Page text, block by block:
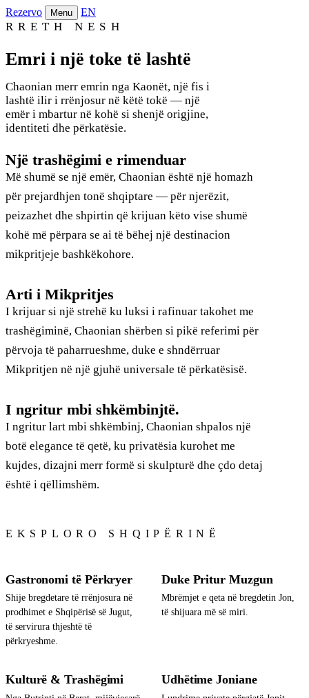
Rezervo Menu EN
RRETH NESH
Emri i një toke të lashtë
Chaonian merr emrin nga Kaonët, një fis i
lashtë ilir i rrënjosur në këtë tokë — një
emër i mbartur në kohë si shenjë origjine,
identiteti dhe përkatësie.
Një trashëgimi e rimenduar
Më shumë se një emër, Chaonian është një homazh
për prejardhjen tonë shqiptare — për njerëzit,
peizazhet dhe shpirtin që krijuan këto vise shumë
kohë më përpara se ai të bëhej një destinacion
mikpritjeje bashkëkohore.
Arti i Mikpritjes
I krijuar si një strehë ku luksi i rafinuar takohet me
trashëgiminë, Chaonian shërben si pikë referimi për
përvoja të paharrueshme, duke e shndërruar
Mikpritjen në një gjuhë universale të përkatësisë.
I ngritur mbi shkëmbinjtë.
I ngritur lart mbi shkëmbinj, Chaonian shpalos një
botë elegance të qetë, ku privatësia kurohet me
kujdes, dizajni merr formë si skulpturë dhe çdo detaj
është i qëllimshëm.
EKSPLORO SHQIPËRINË
Gastronomi të Përkryer
Shije bregdetare të rrënjosura në
prodhimet e Shqipërisë së Jugut,
të servirura thjeshtë të
përkryeshme.
Duke Pritur Muzgun
Mbrëmjet e qeta në bregdetin Jon,
të shijuara më së miri.
Kulturë & Trashëgimi Udhëtime Joniane